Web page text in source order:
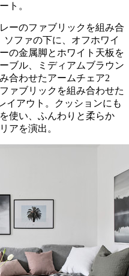
ト。
ーのファブリックを組み合
ファの下に、オフホワイ
の金属脚とホワイト天板を
ブル、ミディアムブラウン
合わせたアームチェア2
ァブリックを組み合わせた
イアウト。クッションにも
使い、ふんわりと柔らか
アを演出。